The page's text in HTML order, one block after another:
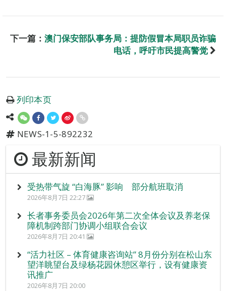
下一篇： 澳门保安部队事务局：提防假冒本局职员诈骗
电话，呼吁市民提高警觉
列印本页
NEWS-1-5-892232
最新新闻
受热带气旋 “白海豚” 影响 部分航班取消
2026年8月7日 22:27
长者事务委员会2026年第二次全体会议及养老保
障机制跨部门协调小组联合会议
2026年8月7日 20:41
“活力社区 – 体育健康咨询站” 8月份分别在松山东
望洋眺望台及绿杨花园休憩区举行，设有健康资
讯推广
2026年8月7日 20:00